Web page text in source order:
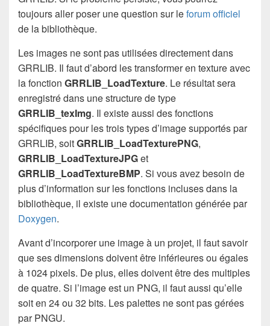
toujours aller poser une question sur leforum officiel
de la bibliothèque.
Les images ne sont pas utilisées directement dans
GRRLIB. Il faut d’abord les transformer en texture avec
la fonction GRRLIB_LoadTexture. Le résultat sera
enregistré dans une structure de type
GRRLIB_texImg. Il existe aussi des fonctions
spécifiques pour les trois types d’image supportés par
GRRLIB, soitGRRLIB_LoadTexturePNG,
GRRLIB_LoadTextureJPGet
GRRLIB_LoadTextureBMP. Si vous avez besoin de
plus d’information sur les fonctions incluses dans la
bibliothèque, il existe une documentation générée par
Doxygen.
Avant d’incorporer une image à un projet, il faut savoir
que ses dimensions doivent être inférieures ou égales
à 1024 pixels. De plus, elles doivent être des multiples
de quatre. Si l’image est un PNG, il faut aussi qu’elle
soit en 24 ou 32 bits. Les palettes ne sont pas gérées
par PNGU.